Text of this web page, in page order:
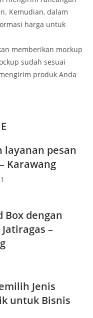
Kemudian, dalam
harga untuk
memberikan mockup
sudah sesuai
produk Anda
layanan pesan
Karawang
Box dengan
–
Jenis
untuk Bisnis